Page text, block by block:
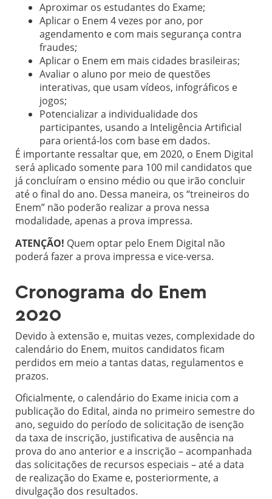
Aproximar os estudantes do Exame;
Aplicar o Enem 4 vezes por ano, por
agendamento e com mais segurança contra
fraudes;
Aplicar o Enem em mais cidades brasileiras;
Avaliar o aluno por meio de questões
interativas, que usam vídeos, infográficos e
jogos;
Potencializar a individualidade dos
participantes, usando a Inteligência Artificial
para orientá-los com base em dados.
É importante ressaltar que, em 2020, o Enem Digital
será aplicado somente para 100 mil candidatos que
já concluíram o ensino médio ou que irão concluir
até o final do ano. Dessa maneira, os “treineiros do
Enem” não poderão realizar a prova nessa
modalidade, apenas a prova impressa.
ATENÇÃO! Quem optar pelo Enem Digital não
poderá fazer a prova impressa e vice-versa.
Cronograma do Enem
2020
Devido à extensão e, muitas vezes, complexidade do
calendário do Enem, muitos candidatos ficam
perdidos em meio a tantas datas, regulamentos e
prazos.
Oficialmente, o calendário do Exame inicia com a
publicação do Edital, ainda no primeiro semestre do
ano, seguido do período de solicitação de isenção
da taxa de inscrição, justificativa de ausência na
prova do ano anterior e a inscrição – acompanhada
das solicitações de recursos especiais – até a data
de realização do Exame e, posteriormente, a
divulgação dos resultados.